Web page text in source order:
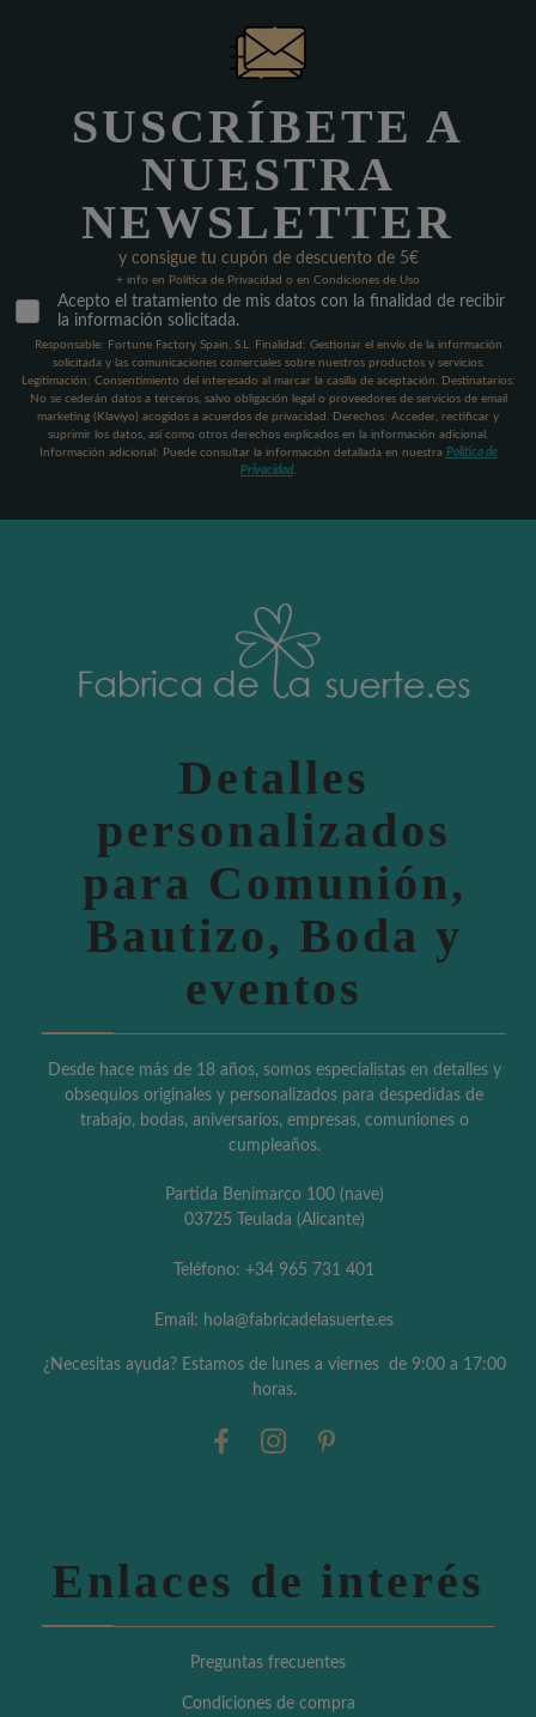
SUSCRÍBETE A
NUESTRA
NEWSLETTER
y consigue tu cupón de descuento de 5€
+ info en Política de Privacidad o en Condiciones de Uso
Acepto el tratamiento de mis datos con la finalidad de recibir
la información solicitada.
Responsable: Fortune Factory Spain, S.L. Finalidad: Gestionar el envío de la información
solicitada y las comunicaciones comerciales sobre nuestros productos y servicios.
Legitimación: Consentimiento del interesado al marcar la casilla de aceptación. Destinatarios:
No se cederán datos a terceros, salvo obligación legal o proveedores de servicios de email
marketing (Klaviyo) acogidos a acuerdos de privacidad. Derechos: Acceder, rectificar y
suprimir los datos, así como otros derechos explicados en la información adicional.
Información adicional: Puede consultar la información detallada en nuestra Política de
Privacidad.
Detalles
personalizados
para Comunión,
Bautizo, Boda y
eventos
Desde hace más de 18 años, somos especialistas en detalles y
obsequios originales y personalizados para despedidas de
trabajo, bodas, aniversarios, empresas, comuniones o
cumpleaños.
Partida Benimarco 100 (nave)
03725 Teulada (Alicante)
Teléfono: +34 965 731 401
Email: hola@fabricadelasuerte.es
¿Necesitas ayuda? Estamos de lunes a viernes de 9:00 a 17:00
horas.
Enlaces de interés
Preguntas frecuentes
Condiciones de compra